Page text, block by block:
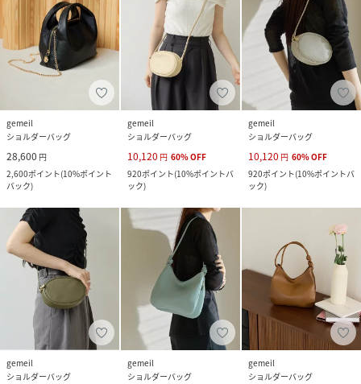
gemeil
ショルダーバッグ
28,600 円
2,600ポイント(10%ポイント
バック)
gemeil
ショルダーバッグ
10,120 円 60%OFF
920ポイント(10%ポイントバ
ック)
gemeil
ショルダーバッグ
10,120 円 60%OFF
920ポイント(10%ポイントバ
ック)
gemeil
ショルダーバッグ
gemeil
ショルダーバッグ
gemeil
ショルダーバッグ